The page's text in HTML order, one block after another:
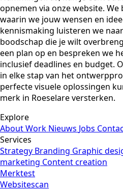
opnemen via onze website.
waarin we jouw wensen en
kennismaking luisteren we
boodschap die je wilt
een plan op en bespreken we
inclusief deadlines en budget.
in elke stap van het
perfecte visuele oplossingen
merk in Roeselare versterken.
Explore
AboutWork Nieuws Jobs
Services
Strategy Branding Graphic
marketing Content creation
Merktest
Websitescan